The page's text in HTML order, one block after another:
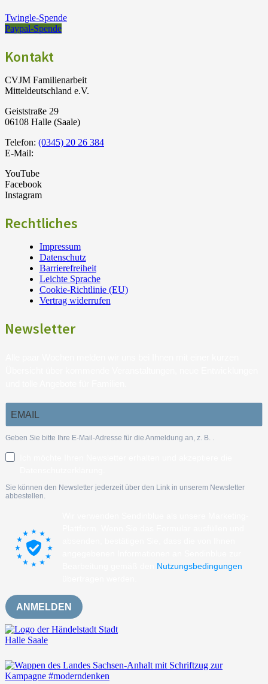
Twingle-Spende
Paypal-Spende
Kontakt
CVJM Familienarbeit
Mitteldeutschland e.V.
Geiststraße 29
06108 Halle (Saale)
Telefon: (0345) 20 26 384
E-Mail:
YouTube
Facebook
Instagram
Rechtliches
Impressum
Datenschutz
Barrierefreiheit
Leichte Sprache
Cookie-Richtlinie (EU)
Vertrag widerrufen
Newsletter
Geben Sie bitte Ihre E-Mail-Adresse für die Anmeldung an, z. B. .
Sie können den Newsletter jederzeit über den Link in unserem Newsletter
abbestellen.
Nutzungsbedingungen
ANMELDEN